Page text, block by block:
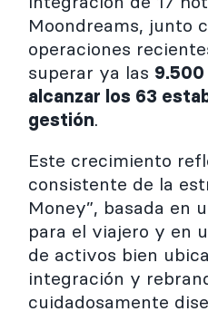
Moondreams, junto
operaciones
superar ya las
alcanzar los 63
gestión.
Este crecimiento
consistente de la
Money”, basada en
para el viajero y en
de activos bien
integración y
cuidadosamente